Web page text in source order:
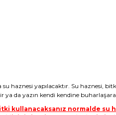
su haznesi yapılacaktır. Su
ya da yazın kendi kendine
kullanacaksanız normalde su